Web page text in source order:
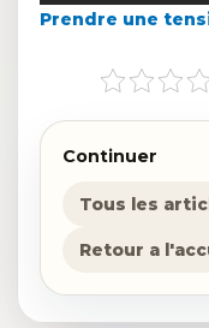
Prendre une
Continuer
Tous les
Retour a